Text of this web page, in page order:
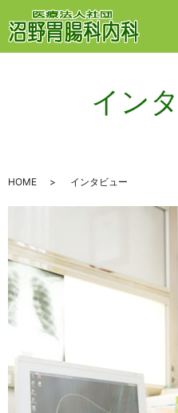
イン
HOME インタビュー